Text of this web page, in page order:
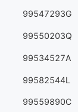
99547293G
99550203Q
99534527A
99582544L
99559890C